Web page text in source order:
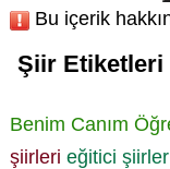
Bu içerik
Şiir Etiketleri
Benim Canım
şiirleri eğitici şiirler